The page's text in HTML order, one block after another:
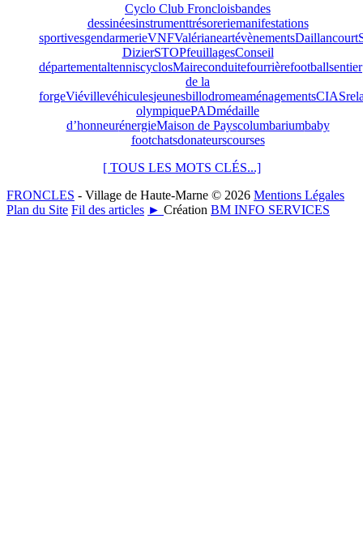
Cyclo Club Froncloisbandes
dessinéesinstrumenttrésoreriemanifestations
sportivesgendarmerieVNFValérianeartévènementsDaillancourt
DizierSTOPfeuillagesConseil
départementaltenniscyclosMaireconduitefourrièrefootballsentier
de la
forgeViévillevéhiculesjeunesbillodromeaménagementsCIAS
olympiquePADmédaille
d’honneurénergieMaison de Payscolumbariumbaby
footchatsdonateurscourses
[ TOUS LES MOTS CLÉS...]
FRONCLES - Village de Haute-Marne © 2026 Mentions Légales
Plan du Site Fil des articles ► Création BM INFO SERVICES